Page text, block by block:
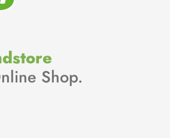
Shop.